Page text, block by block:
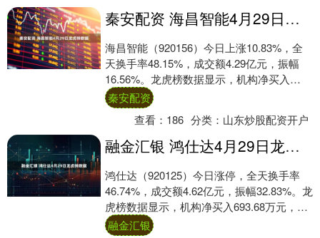
秦安配资 海昌智能4月29日龙虎榜数据
海昌智能（920156）今日上涨10.83%，全
天换手率48.15%，成交额4.29亿元，振幅
16.56%。龙虎榜数据显示，机构净买入
486.37万元，营业部席....
秦安配资
查看： 186 分类： 山东炒股配资开户
融金汇银 鸿仕达4月29日龙虎榜数据
鸿仕达（920125）今日涨停，全天换手率
46.74%，成交额4.62亿元，振幅32.83%。龙
虎榜数据显示，机构净买入693.68万元，营
业部席位合计净买入3....
融金汇银